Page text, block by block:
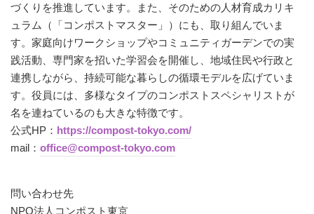
づくりを推進しています。また、そのための人材育成カリキ
ュラム（「コンポストマスター」）にも、取り組んでいま
す。家庭向けワークショップやコミュニティガーデンでの実
践活動、専門家を招いた学習会を開催し、地域住民や行政と
連携しながら、持続可能な暮らしの循環モデルを広げていま
す。役員には、多様なタイプのコンポストスペシャリストが
名を連ねているのも大きな特徴です。
公式HP： https://compost-tokyo.com/
mail： office@compost-tokyo.com
問い合わせ先
NPO法人コンポスト東京